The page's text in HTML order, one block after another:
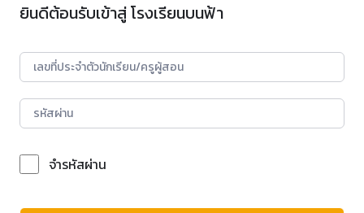
ยินดีต้อนรับเข้าสู่ โรงเรียนบนฟ้า
จำรหัสผ่าน